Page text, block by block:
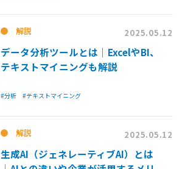
解説 2025.05.12
データ分析ツールとは｜ExcelやBI、
テキストマイニングも解説
#分析 #テキストマイニング
解説 2025.05.12
生成AI（ジェネレーティブAI）とは